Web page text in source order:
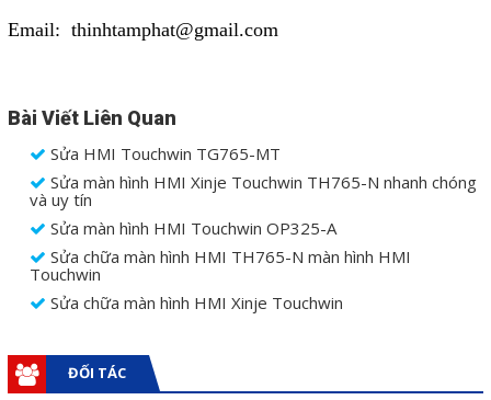
Email: thinhtamphat@gmail.com
Bài Viết Liên Quan
Sửa HMI Touchwin TG765-MT
Sửa màn hình HMI Xinje Touchwin TH765-N nhanh chóng
và uy tín
Sửa màn hình HMI Touchwin OP325-A
Sửa chữa màn hình HMI TH765-N màn hình HMI
Touchwin
Sửa chữa màn hình HMI Xinje Touchwin
ĐỐI TÁC